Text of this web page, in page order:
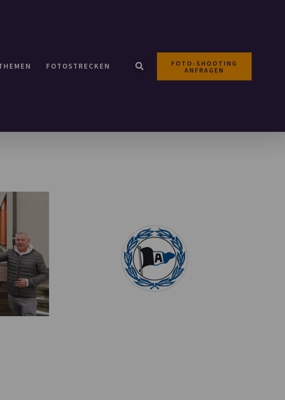
FOTOSTRECKEN FOTO-SHOOTING
ANFRAGEN